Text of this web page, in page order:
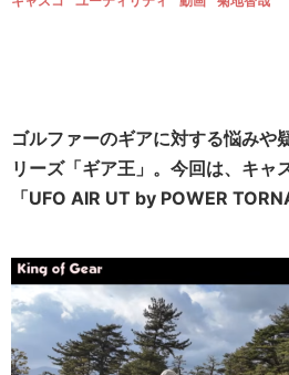
ゴルファーのギアに対する悩みや
リーズ「ギア王」。今回は、キャ
「UFO AIR UT by POWER